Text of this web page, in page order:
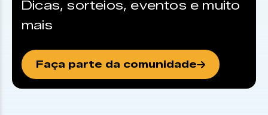
Dicas, sorteios, eventos e muito
mais
Faça parte da comunidade